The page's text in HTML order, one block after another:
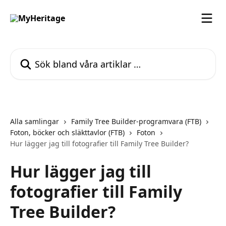
Alla samlingar
Family Tree Builder-programvara (FTB)
Foton, böcker och släkttavlor (FTB)
Foton
Hur lägger jag till fotografier till Family Tree Builder?
Hur lägger jag till
fotografier till Family
Tree Builder?